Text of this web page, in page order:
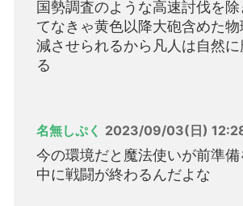
国勢調査のような高速討伐を
てなきゃ黄色以降大砲含めた
減させられるから凡人は自然
る
名無しぷく 2023/09/03(日)
今の環境だと魔法使いが前準
中に戦闘が終わるんだよな